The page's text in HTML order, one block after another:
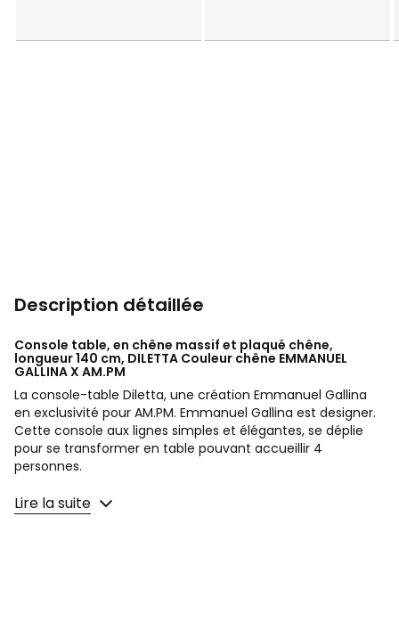
Description détaillée
Console table, en chêne massif et plaqué chêne,
longueur 140 cm, DILETTA Couleur chêne EMMANUEL
GALLINA X AM.PM
La console-table Diletta, une création Emmanuel Gallina
en exclusivité pour AM.PM. Emmanuel Gallina est designer.
Cette console aux lignes simples et élégantes, se déplie
pour se transformer en table pouvant accueillir 4
personnes.
Description
• Plateau MDF plaqué chêne certifié FSC® Mixte, finition
Lire la suite